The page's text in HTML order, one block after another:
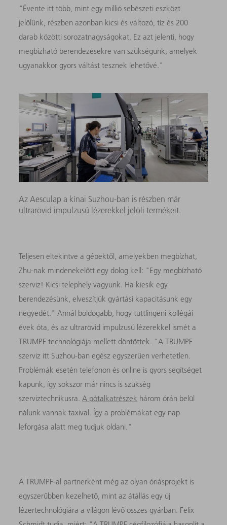
"Évente itt több, mint egy millió sebészeti eszközt
jelölünk, részben azonban kicsi és változó, tíz és 200
darab közötti sorozatnagyságokat. Ez azt jelenti, hogy
megbízható berendezésekre van szükségünk, amelyek
ugyanakkor gyors váltást tesznek lehetővé."
Az Aesculap a kínai Suzhou-ban is részben már
ultrarövid impulzusú lézerekkel jelöli termékeit.
Teljesen eltekintve a gépektől, amelyekben megbízhat,
Zhu-nak mindenekelőtt egy dolog kell: "Egy megbízható
szerviz! Kicsi telephely vagyunk. Ha kiesik egy
berendezésünk, elveszítjük gyártási kapacitásunk egy
negyedét." Annál boldogabb, hogy tuttlingeni kollégái
évek óta, és az ultrarövid impulzusú lézerekkel ismét a
TRUMPF technológiája mellett döntöttek. "A TRUMPF
szerviz itt Suzhou-ban egész egyszerűen verhetetlen.
Problémák esetén telefonon és online is gyors segítséget
kapunk, így sokszor már nincs is szükség
szerviztechnikusra.A pótalkatrészek három órán belül
nálunk vannak taxival. Így a problémákat egy nap
leforgása alatt meg tudjuk oldani."
A TRUMPF-al partnerként még az olyan óriásprojekt is
egyszerűbben kezelhető, mint az átállás egy új
lézertechnológiára a világon lévő összes gyárban. Felix